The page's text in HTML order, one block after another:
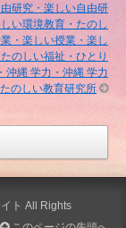
研究・楽しい自由研
い環境教育・たのし
・楽しい授業・楽し
のしい福祉・ひとり
沖縄 学力・沖縄 学力
のしい教育研究所
ト All Rights